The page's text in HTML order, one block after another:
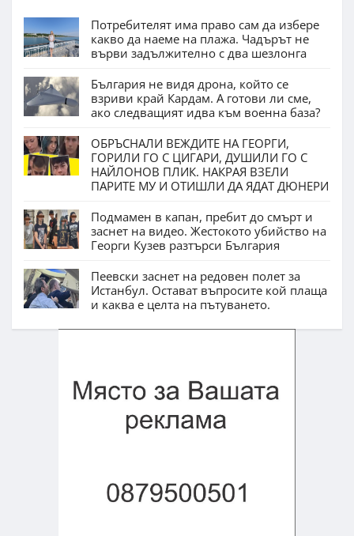
Потребителят има право сам да избере
какво да наеме на плажа. Чадърът не
върви задължително с два шезлонга
България не видя дрона, който се
взриви край Кардам. А готови ли сме,
ако следващият идва към военна база?
ОБРЪСНАЛИ ВЕЖДИТЕ НА ГЕОРГИ,
ГОРИЛИ ГО С ЦИГАРИ, ДУШИЛИ ГО С
НАЙЛОНОВ ПЛИК. НАКРАЯ ВЗЕЛИ
ПАРИТЕ МУ И ОТИШЛИ ДА ЯДАТ ДЮНЕРИ
Подмамен в капан, пребит до смърт и
заснет на видео. Жестокото убийство на
Георги Кузев разтърси България
Пеевски заснет на редовен полет за
Истанбул. Остават въпросите кой плаща
и каква е целта на пътуването.